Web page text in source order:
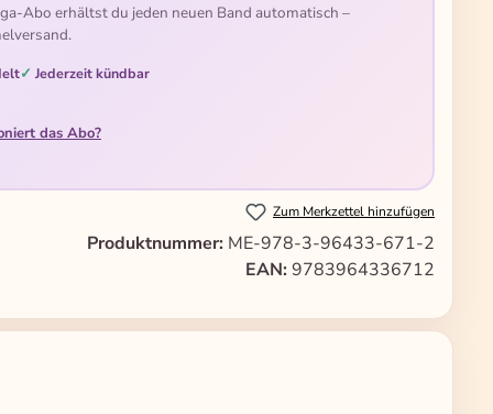
Abo erhältst du jeden neuen Band automatisch –
Jederzeit kündbar
das Abo?
Zum Merkzettel hinzufügen
Produktnummer: ME-978-3-96433-671-2
EAN: 9783964336712